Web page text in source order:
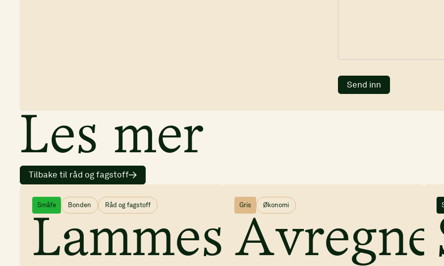
Send inn
Les mer
Tilbake til råd og fagstoff
Småfe Bonden Råd og fagstoff Gris Økonomi